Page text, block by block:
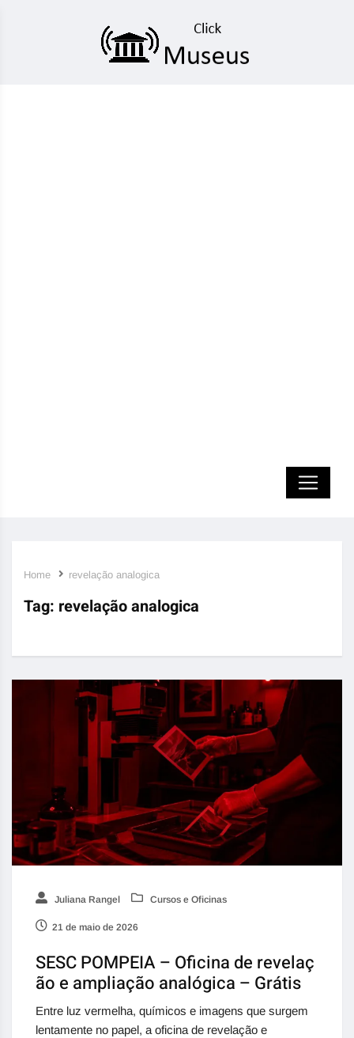
Home revelação analogica
Tag: revelação analogica
Juliana Rangel Cursos e Oficinas
21 de maio de 2026
SESC POMPEIA – Oficina de revelaç
ão e ampliação analógica – Grátis
Entre luz vermelha, químicos e imagens que surgem
lentamente no papel, a oficina de revelação e